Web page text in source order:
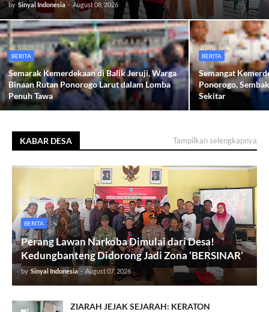
by Sinyal Indonesia - August 08, 2026
BERITA
Semarak Kemerdekaan di Balik Jeruji, Warga
Binaan Rutan Ponorogo Larut dalam Lomba
Penuh Tawa
BERITA
Semangat
Ponorogo,
Sekitar
KABAR DESA Tampilkan selengkapnya
BERITA
Perang Lawan Narkoba Dimulai dari Desa!
Kedungbanteng Didorong Jadi Zona ‘BERSINAR’
by Sinyal Indonesia - August 07, 2026
ZIARAH JEJAK SEJARAH: KERATON